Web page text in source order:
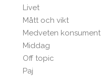
Livet
Mått och vikt
Medveten konsument
Middag
Off topic
Paj